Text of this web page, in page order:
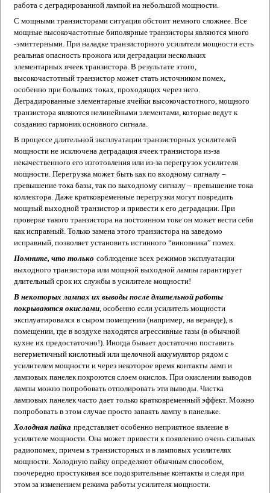
работа с деградированной лампой на небольшой мощности.
С мощными транзисторами ситуация обстоит немного сложнее. Все
мощные высокочастотные биполярные транзисторы являются много
-эмиттерными. При наладке транзисторного усилителя мощности есть
реальная опасность прожога или деградации нескольких
элементарных ячеек транзистора. В результате этого,
высокочастотный транзистор может стать источником помех,
особенно при больших токах, проходящих через него.
Деградированные элементарные ячейки высокочастотного, мощного
транзистора являются нелинейными элементами, которые ведут к
созданию гармоник основного сигнала.
В процессе длительной эксплуатации транзисторных усилителей
мощности не исключена деградация ячеек транзистора из-за
некачественного его изготовления или из-за перегрузок усилителя
мощности. Перегрузка может быть как по входному сигналу –
превышение тока базы, так по выходному сигналу – превышение тока
коллектора. Даже кратковременные перегрузки могут повредить
мощный выходной транзистор и привести к его деградации. При
проверке такого транзистора на постоянном токе он может вести себя
как исправный. Только замена этого транзистора на заведомо
исправный, позволяет установить истинного “виновника” помех.
Помните, что только соблюдение всех режимов эксплуатации
выходного транзистора или мощной выходной лампы гарантирует
длительный срок их службы в усилителе мощности!
В некоторых лампах их выводы после длительной работы
покрываются окислами , особенно если усилитель мощности
эксплуатировался в сыром помещении (например, на веранде), в
помещении, где в воздухе находятся агрессивные газы (в обычной
кухне их предостаточно!). Иногда бывает достаточно поставить
негерметичный кислотный или щелочной аккумулятор рядом с
усилителем мощности и через некоторое время контакты ламп и
ламповых панелек покроются слоем окислов. При окислении выводов
лампы можно попробовать отполировать эти выводы. Чистка
ламповых панелек часто дает только кратковременный эффект. Можно
попробовать в этом случае просто запаять лампу в панельке.
Холодная пайка представляет особенно неприятное явление в
усилителе мощности. Она может привести к появлению очень сильных
радиопомех, причем в транзисторных и в ламповых усилителях
мощности. Холодную пайку определяют обычным способом,
поочередно простукивая все подозрительные контакты и следя при
этом за изменением режима работы усилителя мощности.